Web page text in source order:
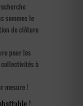
sommes le
de clôture
pour les
à
mesure !
!